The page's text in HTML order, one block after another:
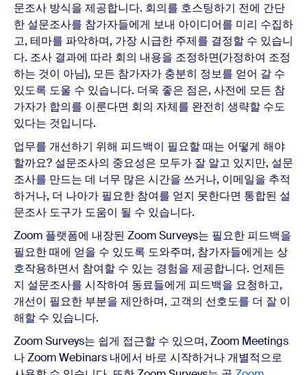
문조사 방식을 제공합니다. 회의를 호스팅하기 전에 간단
한 설문조사를 참가자들에게 보내 아이디어를 미리 수집하
고, 테마를 파악하며, 가장 시급한 주제를 결정할 수 있습니
다. 조사 결과에 따라 회의 내용을 조정하면(가정하여 조정
하는 것이 아님), 모든 참가자가 충분히 정보를 얻어 갈 수
있도록 도울 수 있습니다. 더욱 좋은 점은, 사전에 모든 참
가자가 합의를 이룬다면 회의 자체를 완전히 생략할 수도
있다는 것입니다.
업무를 개선하기 위해 피드백이 필요할 때는 어떻게 해야
할까요? 설문조사의 중요성은 모두가 잘 알고 있지만, 설문
조사를 만드는 데 너무 많은 시간을 쓰거나, 이메일을 추적
하거나, 더 나아가 필요한 참여를 얻지 못한다면 통합된 설
문조사 도구가 도움이 될 수 있습니다.
Zoom 플랫폼에 내장된 Zoom Surveys는 필요한 피드백을
필요한 때에 얻을 수 있도록 도와주며, 참가자들에게는 상
호작용하면서 참여할 수 있는 경험을 제공합니다. 언제든
지 설문조사를 시작하여 동료들에게 피드백을 요청하고,
개선이 필요한 부분을 제안하며, 고객의 선호도를 더 잘 이
해할 수 있습니다.
Zoom Surveys는 쉽게 접근할 수 있으며, Zoom Meetings
나 Zoom Webinars 내에서 바로 시작하거나 개별적으로